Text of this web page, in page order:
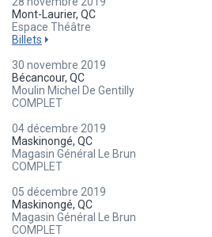
Mont-Laurier, QC
Espace Théâtre
Billets
30 novembre 2019
Bécancour, QC
Moulin Michel De Gentilly
COMPLET
04 décembre 2019
Maskinongé, QC
Magasin Général Le Brun
COMPLET
05 décembre 2019
Maskinongé, QC
Magasin Général Le Brun
COMPLET